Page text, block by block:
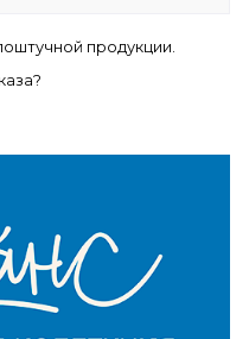
продукции.